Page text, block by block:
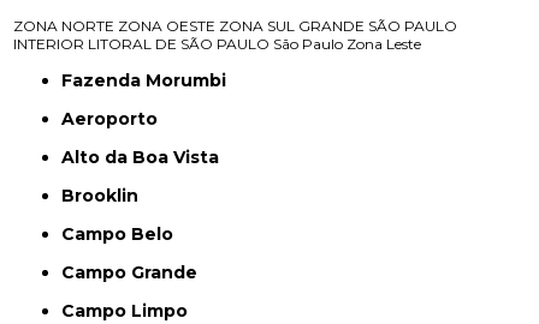
ZONA NORTE ZONA OESTE ZONA SUL GRANDE SÃO PAULO
INTERIOR LITORAL DE SÃO PAULO São Paulo Zona Leste
Fazenda Morumbi
Aeroporto
Alto da Boa Vista
Brooklin
Campo Belo
Campo Grande
Campo Limpo